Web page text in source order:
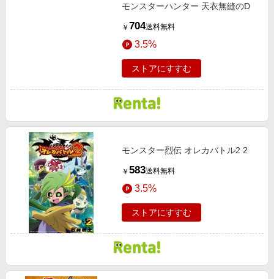
モンスターハンター 天衣無縫のD
￥ 704送料無料
3.5%
ストアにすすむ
モンスター烈伝 オレカバトル2 2
￥ 583送料無料
3.5%
ストアにすすむ